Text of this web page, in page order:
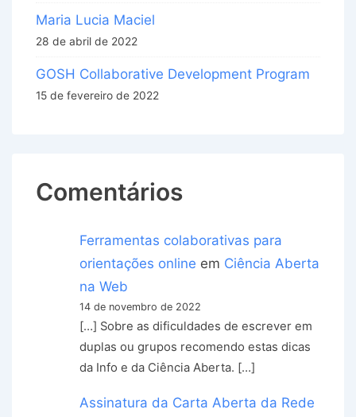
Maria Lucia Maciel
28 de abril de 2022
GOSH Collaborative Development Program
15 de fevereiro de 2022
Comentários
Ferramentas colaborativas para
orientações online em Ciência Aberta
na Web
14 de novembro de 2022
[…] Sobre as dificuldades de escrever em
duplas ou grupos recomendo estas dicas
da Info e da Ciência Aberta. […]
Assinatura da Carta Aberta da Rede